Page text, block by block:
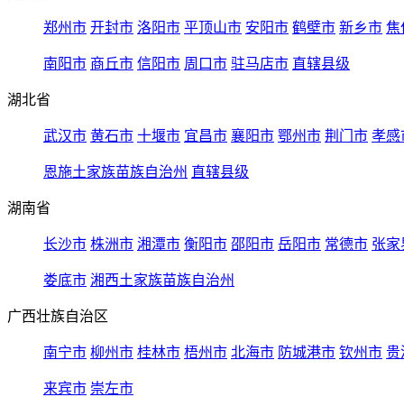
郑州市 开封市 洛阳市 平顶山市 安阳市 鹤壁市 新乡市 焦
南阳市 商丘市 信阳市 周口市 驻马店市 直辖县级
湖北省
武汉市 黄石市 十堰市 宜昌市 襄阳市 鄂州市 荆门市 孝感
恩施土家族苗族自治州 直辖县级
湖南省
长沙市 株洲市 湘潭市 衡阳市 邵阳市 岳阳市 常德市 张家
娄底市 湘西土家族苗族自治州
广西壮族自治区
南宁市 柳州市 桂林市 梧州市 北海市 防城港市 钦州市 贵
来宾市 崇左市